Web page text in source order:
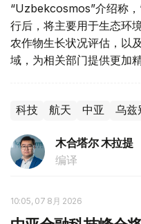
“Uzbekcosmos”介绍称
行后，将主要用于生态环
农作物生长状况评估，以
域，为相关部门提供更加
科技 航天 中亚 乌兹
木合塔尔 木拉提
编译
10:05, 07 8月 2026